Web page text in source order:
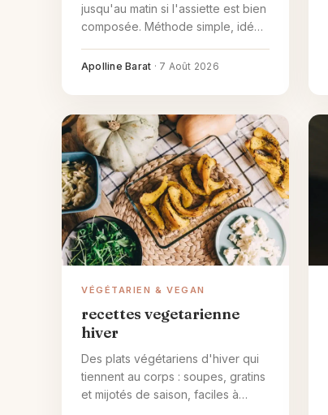
jusqu'au matin si l'assiette est bien
composée. Méthode simple, idées
pièges à éviter le soir.
Apolline Barat · 7 Août 2026
VÉGÉTARIEN & VEGAN
recettes vegetarienne
hiver
Des plats végétariens d'hiver qui
tiennent au corps : soupes, gratins
et mijotés de saison, faciles à